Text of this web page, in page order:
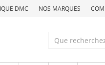
DMC NOS MARQUES